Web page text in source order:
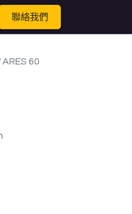
聯絡我們
60